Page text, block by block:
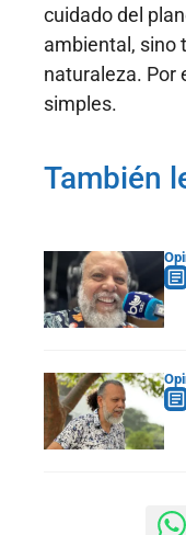
cuidado del
ambiental, sino
naturaleza. Por
simples.
También